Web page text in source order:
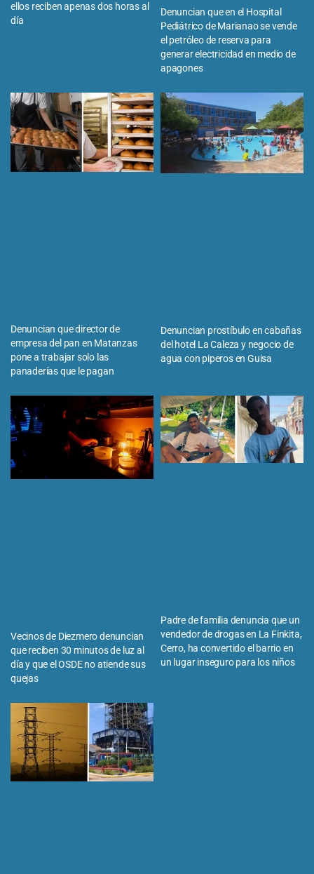
ellos reciben apenas dos horas al
día
Denuncian que en el Hospital
Pediátrico de Marianao se vende
el petróleo de reserva para
generar electricidad en medio de
apagones
Denuncian que director de
empresa del pan en Matanzas
pone a trabajar solo las
panaderías que le pagan
Denuncian prostíbulo en cabañas
del hotel La Caleza y negocio de
agua con piperos en Guisa
Vecinos de Diezmero denuncian
que reciben 30 minutos de luz al
día y que el OSDE no atiende sus
quejas
Padre de familia denuncia que un
vendedor de drogas en La Finkita,
Cerro, ha convertido el barrio en
un lugar inseguro para los niños